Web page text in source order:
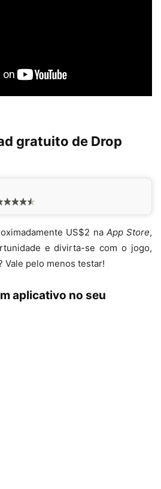
gratuito de Drop
US$2 na App Store,
e divirta-se com o jogo,
Vale pelo menos testar!
aplicativo no seu